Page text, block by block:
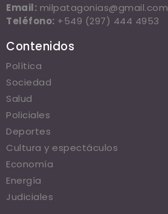
Email: milpatagonias@gmail.com
Teléfono: +549 (297) 444 4953
Contenidos
Política
Sociedad
Salud
Policiales
Deportes
Cultura y espectáculos
Economía
Energía
Judiciales